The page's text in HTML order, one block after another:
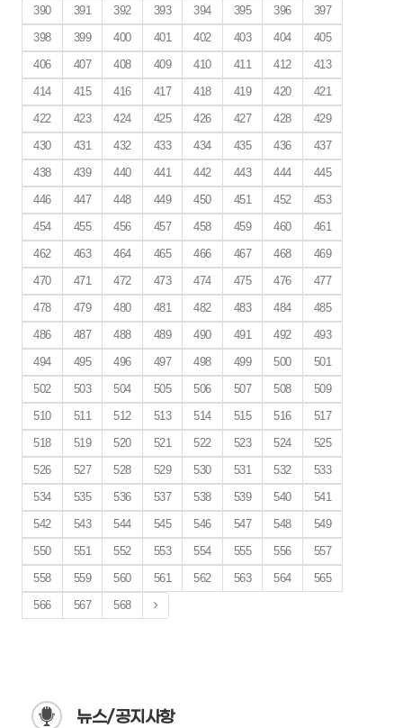
390
391 392 393 394 395 396
397
398
399 400 401 402 403 404
405
406
407 408 409 410 411 412
413
414
415 416 417 418 419 420
421
422
423 424 425 426 427 428
429
430
431 432 433 434 435 436
437
438
439 440 441 442 443 444
445
446
447 448 449 450 451 452
453
454
455 456 457 458 459 460
461
462
463 464 465 466 467 468
469
470
471 472 473 474 475 476
477
478
479 480 481 482 483 484
485
486
487 488 489 490 491 492
493
494
495 496 497 498 499 500
501
502
503 504 505 506 507 508
509
510
511 512 513 514 515 516
517
518
519 520 521 522 523 524
525
526
527 528 529 530 531 532
533
534
535 536 537 538 539 540
541
542
543 544 545 546 547 548
549
550
551 552 553 554 555 556
557
558
559 560 561 562 563 564
565
566
567 568
뉴스/공지사항